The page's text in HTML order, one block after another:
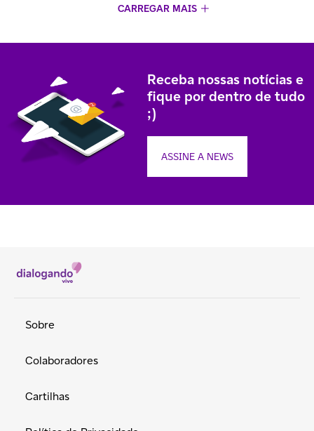
CARREGAR MAIS
Receba nossas notícias e
fique por dentro de tudo
;)
ASSINE A NEWS
Sobre
Colaboradores
Cartilhas